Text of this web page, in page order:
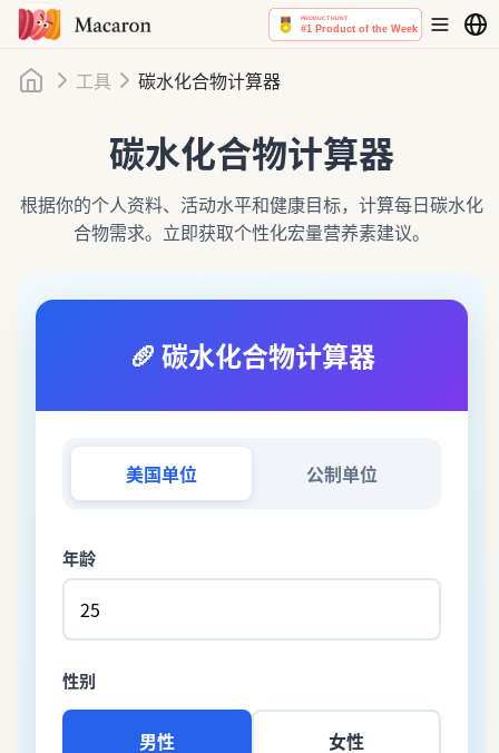
首页工具 碳水化合物计算器
碳水化合物计算器
根据你的个人资料、活动水平和健康目标，计算每日碳水化
合物需求。立即获取个性化宏量营养素建议。
🥖 碳水化合物计算器
美国单位 公制单位
年龄
性别
男性 女性